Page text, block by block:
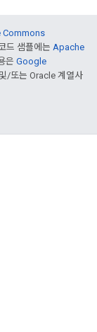
Commons
드 샘플에는 Apache
은 Google
/또는 Oracle 계열사